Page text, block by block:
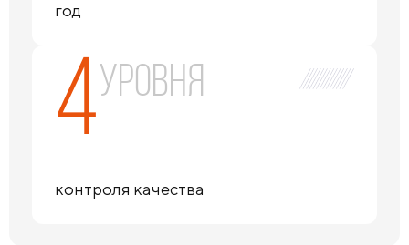
год
4уровня
контроля качества